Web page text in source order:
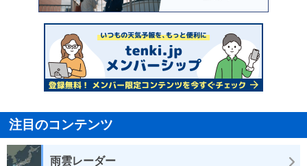
注目のコンテンツ
雨雲レーダー